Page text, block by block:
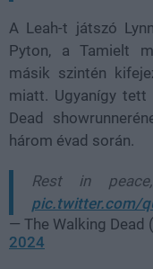
A Leah-t játszó
Pyton, a Tamielt
másik szintén
miatt. Ugyanígy tett
Dead
három évad során.
Rest in
pic.twitter.com/
— The Walking Dead
2024